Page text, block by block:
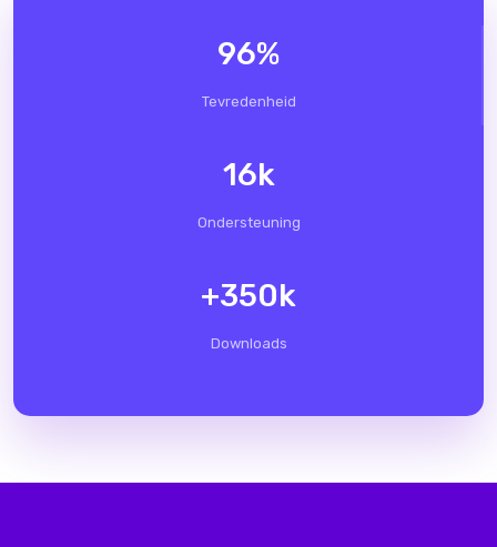
96%
Tevredenheid
16k
Ondersteuning
+350k
Downloads